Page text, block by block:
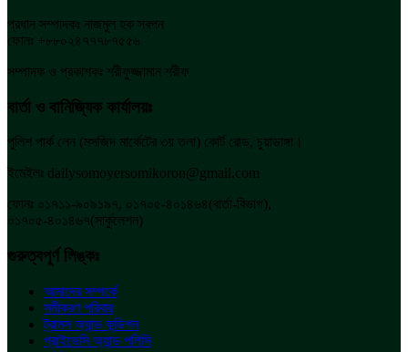
প্রধান সম্পাদকঃ নাজমুল হক স্বপন
ফোনঃ +৮৮০২৪৭৭৭৮৭৫৫৬
সম্পাদক ও প্রকাশকঃ শরীফুজ্জামান শরীফ
বার্তা ও বানিজ্যিক কার্যালয়ঃ
পুলিশ পার্ক লেন (মসজিদ মার্কেটের ৩য় তলা) কোর্ট রোড, চুয়াডাঙ্গা।
ইমেইলঃ dailysomoyersomikoron@gmail.com
ফোনঃ ০১৭১১-৯০৯১৯৭, ০১৭০৫-৪০১৪৬৪(বার্তা-বিভাগ),
০১৭০৫-৪০১৪৬৭(সার্কুলেশন)
গুরুত্বপূর্ণ লিঙ্কঃ
আমাদের সম্পর্কে
সমীকরণ পরিবার
ট্রামস অ্যান্ড কন্ডিশন
প্রাইভেসি অ্যান্ড পলিসি